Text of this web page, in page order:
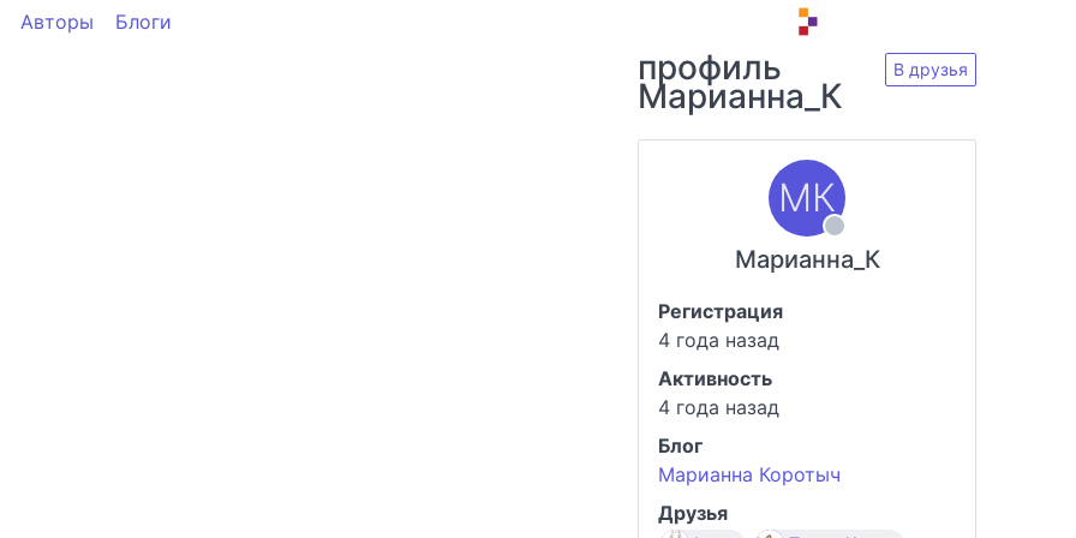
Авторы Блоги
профиль
Марианна_К
В друзья
Марианна_К
Регистрация
4 года назад
Активность
4 года назад
Блог
Марианна Коротыч
Друзья